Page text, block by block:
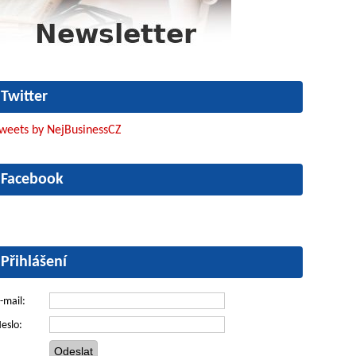
Twitter
by NejBusinessCZ
Facebook
Přihlášení
mail: